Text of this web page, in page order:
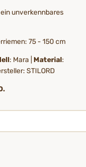
unverkennbares
75 - 150 cm
: Mara | Material:
STILORD